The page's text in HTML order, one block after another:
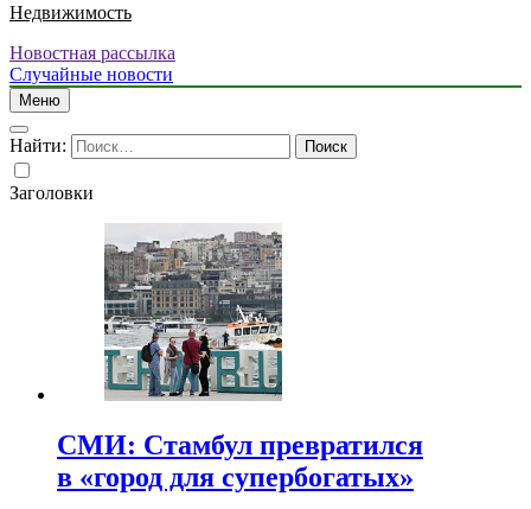
Недвижимость
Новостная рассылка
Случайные новости
Меню
Найти:
Заголовки
СМИ: Стамбул превратился
в «город для супербогатых»